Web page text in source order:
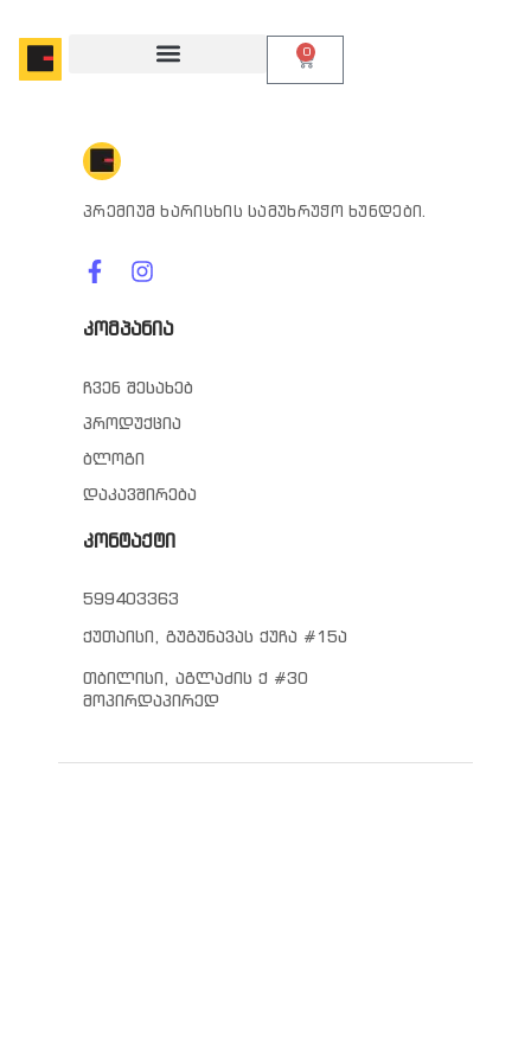
0
პრემიუმ ხარისხის სამუხრუჭო ხუნდები.
კომპანია
ჩვენ შესახებ
პროდუქცია
ბლოგი
დაკავშირება
კონტაქტი
599403363
ქუთაისი, გუგუნავას ქუჩა #15ა
თბილისი, აგლაძის ქ #30
მოპირდაპირედ